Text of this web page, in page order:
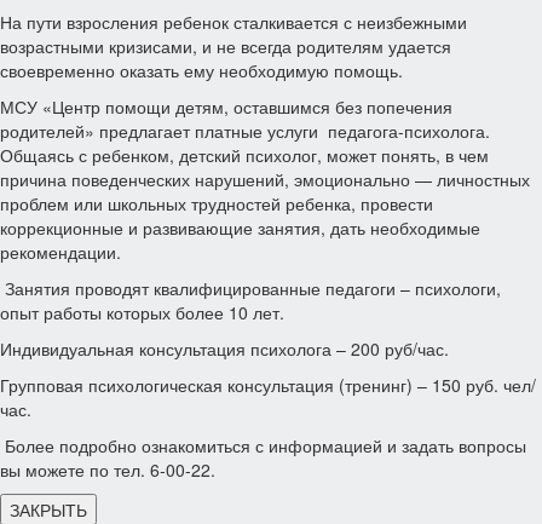
На пути взросления ребенок сталкивается с неизбежными
возрастными кризисами, и не всегда родителям удается
своевременно оказать ему необходимую помощь.
МСУ «Центр помощи детям, оставшимся без попечения
родителей» предлагает платные услуги педагога-психолога.
Общаясь с ребенком, детский психолог, может понять, в чем
причина поведенческих нарушений, эмоционально — личностных
проблем или школьных трудностей ребенка, провести
коррекционные и развивающие занятия, дать необходимые
рекомендации.
Занятия проводят квалифицированные педагоги – психологи,
опыт работы которых более 10 лет.
Индивидуальная консультация психолога – 200 руб/час.
Групповая психологическая консультация (тренинг) – 150 руб. чел/
час.
Более подробно ознакомиться с информацией и задать вопросы
вы можете по тел. 6-00-22.
ЗАКРЫТЬ